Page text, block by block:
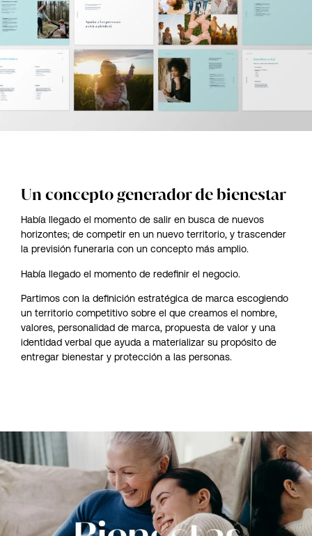
Un concepto generador de bienestar
Había llegado el momento de salir en busca de nuevos
horizontes; de competir en un nuevo territorio, y trascender
la previsión funeraria con un concepto más amplio.
Había llegado el momento de redefinir el negocio.
Partimos con la definición estratégica de marca escogiendo
un territorio competitivo sobre el que creamos el nombre,
valores, personalidad de marca, propuesta de valor y una
identidad verbal que ayuda a materializar su propósito de
entregar bienestar y protección a las personas.